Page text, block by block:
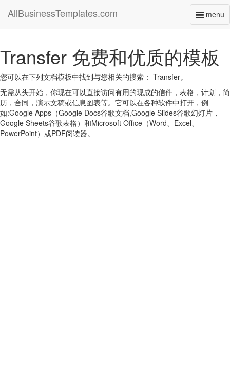
menu
AllBusinessTemplates.com
Transfer 免费和优质的模板
您可以在下列文档模板中找到与您相关的搜索： Transfer。
无需从头开始，你现在可以直接访问有用的现成的信件，表格，计划，简
历，合同，演示文稿或信息图表等。它可以在各种软件中打开，例
如:Google Apps（Google Docs谷歌文档,Google Slides谷歌幻灯片，
Google Sheets谷歌表格）和Microsoft Office（Word、Excel、
PowerPoint）或PDF阅读器。